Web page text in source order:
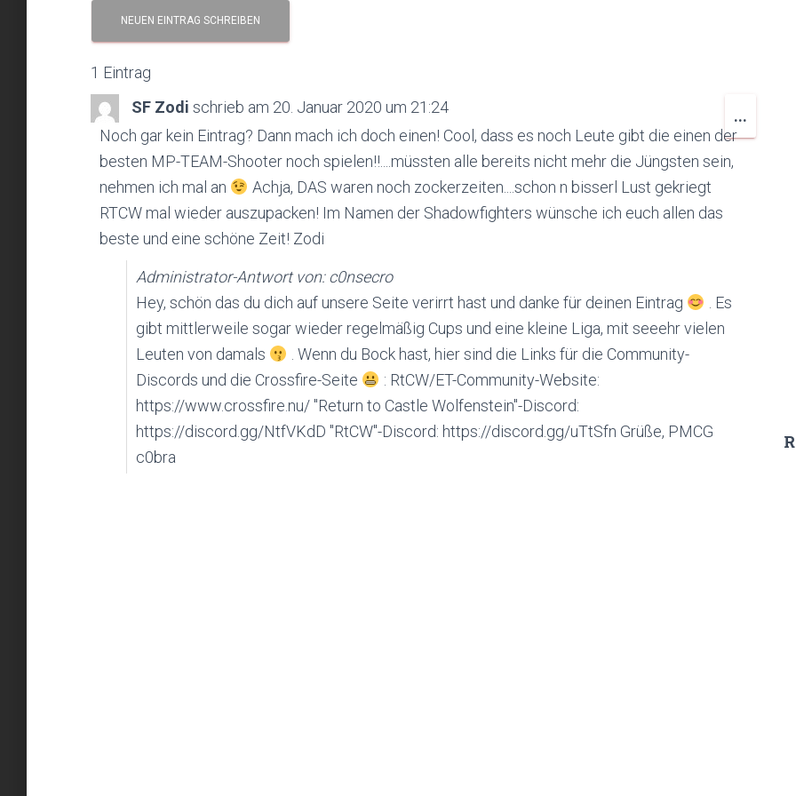
1 Eintrag
SF Zodi schrieb am 20. Januar 2020 um 21:24
Noch gar kein Eintrag? Dann mach ich doch einen! Cool, dass es noch Leute gibt die einen der
besten MP-TEAM-Shooter noch spielen!!....müssten alle bereits nicht mehr die Jüngsten sein,
nehmen ich mal an
Achja, DAS waren noch zockerzeiten....schon n bisserl Lust gekriegt
RTCW mal wieder auszupacken! Im Namen der Shadowfighters wünsche ich euch allen das
beste und eine schöne Zeit! Zodi
Administrator-Antwort von: c0nsecro
Hey, schön das du dich auf unsere Seite verirrt hast und danke für deinen Eintrag
. Es
gibt mittlerweile sogar wieder regelmäßig Cups und eine kleine Liga, mit seeehr vielen
Leuten von damals
. Wenn du Bock hast, hier sind die Links für die Community-
Discords und die Crossfire-Seite
: RtCW/ET-Community-Website:
https://www.crossfire.nu/ "Return to Castle Wolfenstein"-Discord:
https://discord.gg/NtfVKdD "RtCW"-Discord: https://discord.gg/uTtSfn Grüße, PMCG
c0bra
...